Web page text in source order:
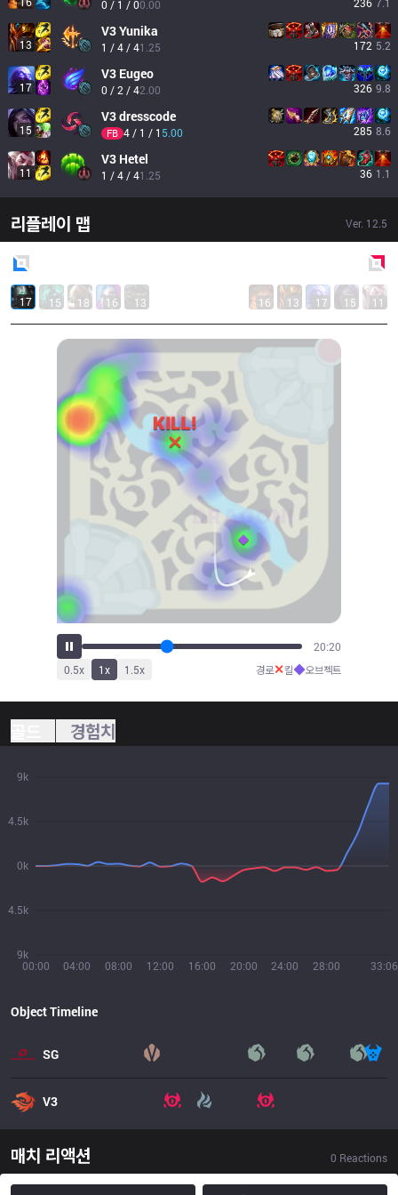
0 / 1 / 00.00
13
V3Yunika
1 / 4 / 41.25 172 5.2
17
V3 Eugeo
0 / 2 / 42.00 326 9.8
15
V3dresscode
FB 4 / 1 / 1 5.00 285 8.6
11
V3 Hetel
1 / 4 / 41.25 36 1.1
리플레이 맵 Ver. 12.5
17 15 18 16 13 16 13 17 15 11
21:55
0.5x 1x 1.5x 경로✕킬◆오브젝트
경험치
00:00 04:00 08:00 12:00 16:00 20:00 24:00 28:00 33:06
9k
4.5k
0k
4.5k
9k
Object Timeline
SG
V3
매치 리액션 0 Reactions